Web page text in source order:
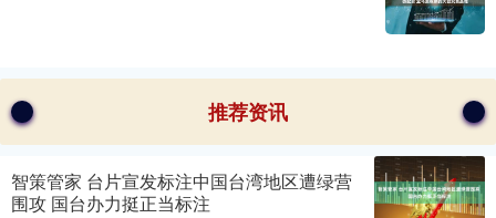
推荐资讯
智策管家 台片宣发标注中国台湾地区遭绿营
围攻 国台办力挺正当标注